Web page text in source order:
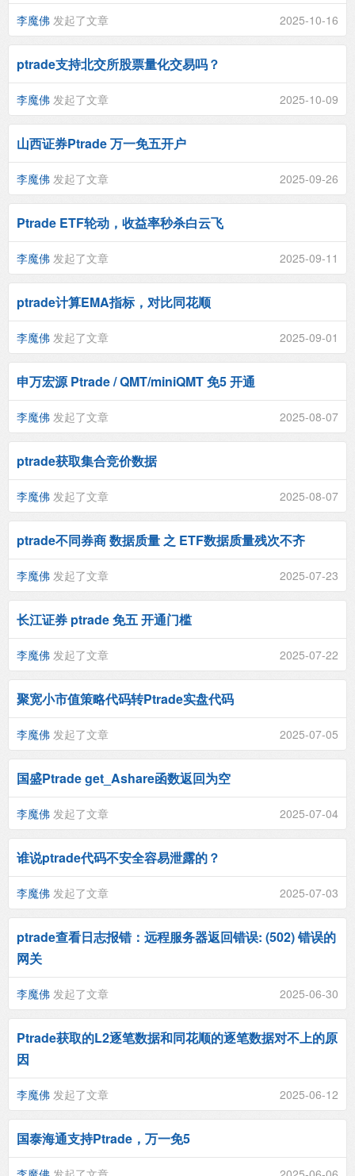
李魔佛 发起了文章 2025-10-16
ptrade支持北交所股票量化交易吗？
李魔佛 发起了文章 2025-10-09
山西证券Ptrade 万一免五开户
李魔佛 发起了文章 2025-09-26
Ptrade ETF轮动，收益率秒杀白云飞
李魔佛 发起了文章 2025-09-11
ptrade计算EMA指标，对比同花顺
李魔佛 发起了文章 2025-09-01
申万宏源 Ptrade / QMT/miniQMT 免5 开通
李魔佛 发起了文章 2025-08-07
ptrade获取集合竞价数据
李魔佛 发起了文章 2025-08-07
ptrade不同券商 数据质量 之 ETF数据质量残次不齐
李魔佛 发起了文章 2025-07-23
长江证券 ptrade 免五 开通门槛
李魔佛 发起了文章 2025-07-22
聚宽小市值策略代码转Ptrade实盘代码
李魔佛 发起了文章 2025-07-05
国盛Ptrade get_Ashare函数返回为空
李魔佛 发起了文章 2025-07-04
谁说ptrade代码不安全容易泄露的？
李魔佛 发起了文章 2025-07-03
ptrade查看日志报错：远程服务器返回错误: (502) 错误的
网关
李魔佛 发起了文章 2025-06-30
Ptrade获取的L2逐笔数据和同花顺的逐笔数据对不上的原
因
李魔佛 发起了文章 2025-06-12
国泰海通支持Ptrade，万一免5